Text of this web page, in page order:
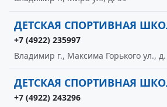
ДЕТСКАЯ СПОРТИВНАЯ
+7 (4922) 235997
Владимир г., Максима Горького ул.,
ДЕТСКАЯ СПОРТИВНАЯ
+7 (4922) 243296